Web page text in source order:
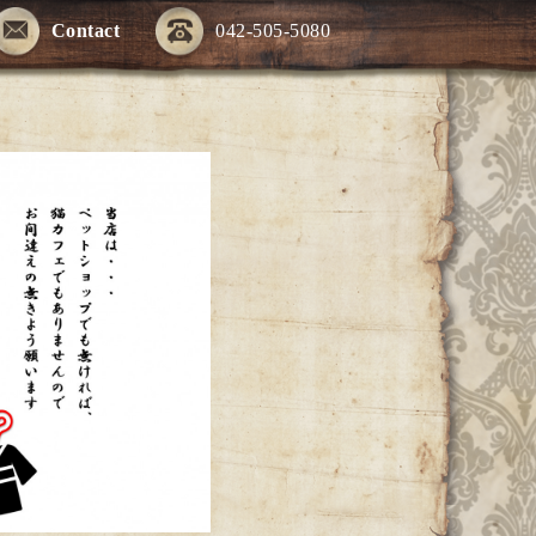
042-505-5080
Contact